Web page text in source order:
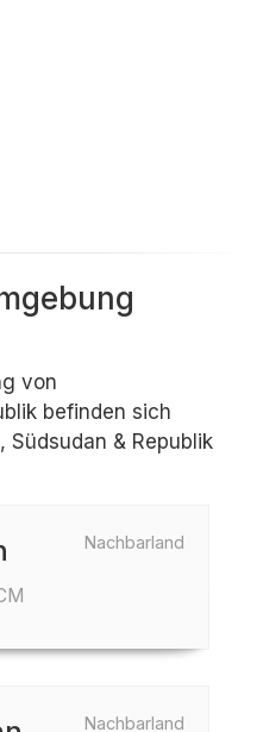
von
befinden sich
Südsudan & Republik
Nachbarland
Nachbarland